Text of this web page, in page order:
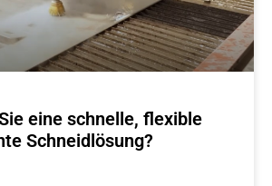
eine schnelle, flexible
Schneidlösung?